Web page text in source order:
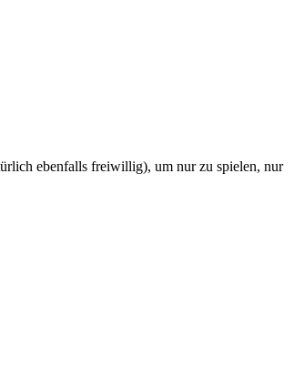
ebenfalls freiwillig), um nur zu spielen, nur